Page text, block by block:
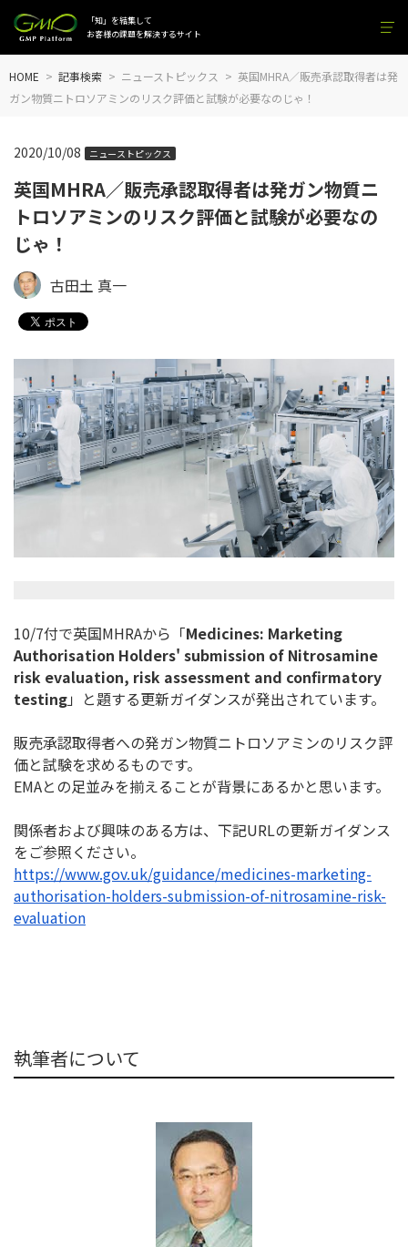
「知」を結集して
お客様の課題を解決するサイト
HOME 記事検索 ニューストピックス
英国MHRA／販売承認取得者は発
ガン物質ニトロソアミンのリスク評価と試験が必要なのじゃ！
英国MHRA／販売承認取得者は発ガン物質ニ
トロソアミンのリスク評価と試験が必要なの
じゃ！
2020/10/08 ニューストピックス
古田土 真一
10/7付で英国MHRAから「Medicines: Marketing
Authorisation Holders' submission of Nitrosamine
risk evaluation, risk assessment and confirmatory
testing」と題する更新ガイダンスが発出されています。
販売承認取得者への発ガン物質ニトロソアミンのリスク評
価と試験を求めるものです。
EMAとの足並みを揃えることが背景にあるかと思います。
関係者および興味のある方は、下記URLの更新ガイダンス
をご参照ください。
https://www.gov.uk/guidance/medicines-marketing-
authorisation-holders-submission-of-nitrosamine-risk-
evaluation
執筆者について